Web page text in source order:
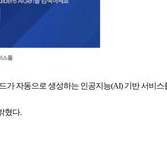
가 자동으로 생성하는 인공지능(AI) 기반 서비스
혔다.